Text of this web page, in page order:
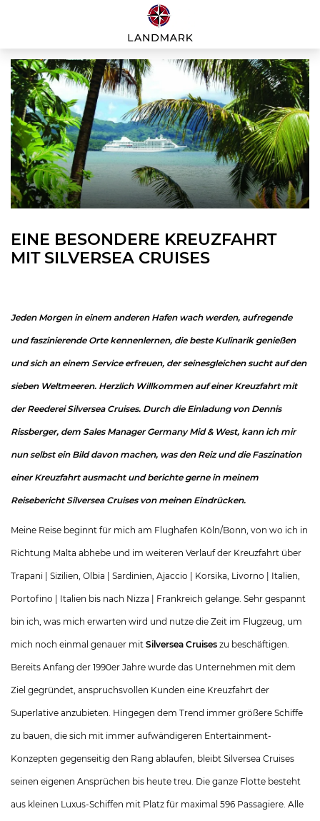
EINE BESONDERE KREUZFAHRT
MIT SILVERSEA CRUISES
Jeden Morgen in einem anderen Hafen wach werden, aufregende
und faszinierende Orte kennenlernen, die beste Kulinarik genießen
und sich an einem Service erfreuen, der seinesgleichen sucht auf den
sieben Weltmeeren. Herzlich Willkommen auf einer Kreuzfahrt mit
der Reederei Silversea Cruises. Durch die Einladung von Dennis
Rissberger, dem Sales Manager Germany Mid & West, kann ich mir
nun selbst ein Bild davon machen, was den Reiz und die Faszination
einer Kreuzfahrt ausmacht und berichte gerne in meinem
Reisebericht Silversea Cruises von meinen Eindrücken.
Meine Reise beginnt für mich am Flughafen Köln/Bonn, von wo ich in
Richtung Malta abhebe und im weiteren Verlauf der Kreuzfahrt über
Trapani | Sizilien, Olbia | Sardinien, Ajaccio | Korsika, Livorno | Italien,
Portofino | Italien bis nach Nizza | Frankreich gelange. Sehr gespannt
bin ich, was mich erwarten wird und nutze die Zeit im Flugzeug, um
mich noch einmal genauer mit Silversea Cruises zu beschäftigen.
Bereits Anfang der 1990er Jahre wurde das Unternehmen mit dem
Ziel gegründet, anspruchsvollen Kunden eine Kreuzfahrt der
Superlative anzubieten. Hingegen dem Trend immer größere Schiffe
zu bauen, die sich mit immer aufwändigeren Entertainment-
Konzepten gegenseitig den Rang ablaufen, bleibt Silversea Cruises
seinen eigenen Ansprüchen bis heute treu. Die ganze Flotte besteht
aus kleinen Luxus-Schiffen mit Platz für maximal 596 Passagiere. Alle